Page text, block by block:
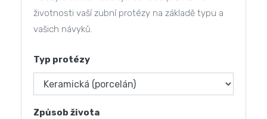
životnosti vaší zubní protézy na základě typu a
vašich návyků.
Typ protézy
Způsob života